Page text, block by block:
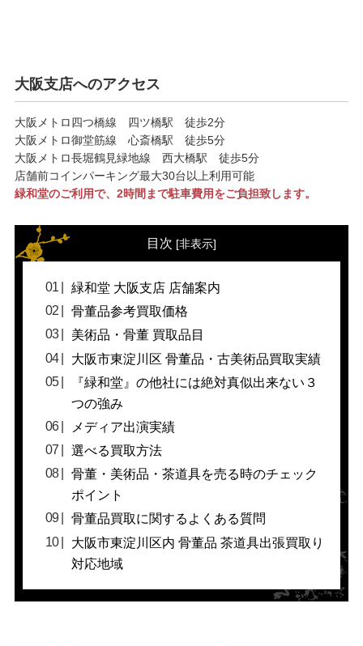
大阪支店へのアクセス
大阪メトロ四つ橋線 四ツ橋駅 徒歩2分
大阪メトロ御堂筋線 心斎橋駅 徒歩5分
大阪メトロ長堀鶴見緑地線 西大橋駅 徒歩5分
店舗前コインパーキング最大30台以上利用可能
緑和堂のご利用で、2時間まで駐車費用をご負担致します。
目次 [非表示]
緑和堂 大阪支店 店舗案内
骨董品参考買取価格
美術品・骨董 買取品目
大阪市東淀川区 骨董品・古美術品買取実績
『緑和堂』の他社には絶対真似出来ない３
つの強み
メディア出演実績
選べる買取方法
骨董・美術品・茶道具を売る時のチェック
ポイント
骨董品買取に関するよくある質問
大阪市東淀川区内 骨董品 茶道具出張買取り
対応地域